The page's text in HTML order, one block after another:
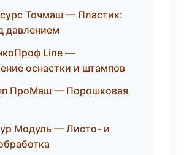
Точмаш — Пластик:
давлением
Line —
оснастки и штампов
ПроМаш — Порошковая
Модуль — Листо- и